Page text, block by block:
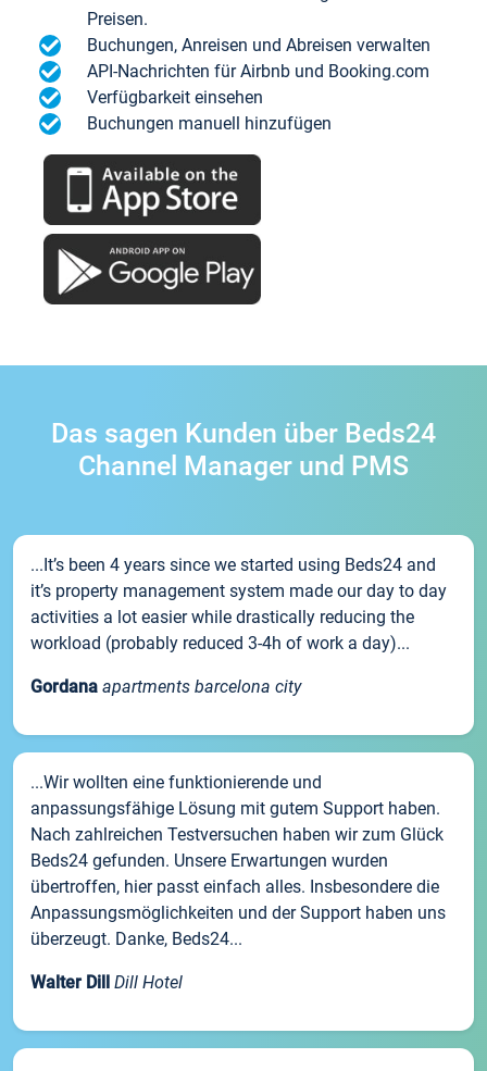
Preisen.
Buchungen, Anreisen und Abreisen verwalten
API-Nachrichten für Airbnb und Booking.com
Verfügbarkeit einsehen
Buchungen manuell hinzufügen
Das sagen Kunden über Beds24
Channel Manager und PMS
...It’s been 4 years since we started using Beds24 and
it’s property management system made our day to day
activities a lot easier while drastically reducing the
workload (probably reduced 3-4h of work a day)...
Gordana apartments barcelona city
...Wir wollten eine funktionierende und
anpassungsfähige Lösung mit gutem Support haben.
Nach zahlreichen Testversuchen haben wir zum Glück
Beds24 gefunden. Unsere Erwartungen wurden
übertroffen, hier passt einfach alles. Insbesondere die
Anpassungsmöglichkeiten und der Support haben uns
überzeugt. Danke, Beds24...
Walter Dill Dill Hotel